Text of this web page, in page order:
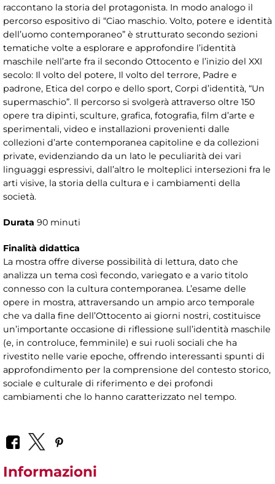
raccontano la storia del protagonista. In modo analogo il
percorso espositivo di “Ciao maschio. Volto, potere e identità
dell’uomo contemporaneo” è strutturato secondo sezioni
tematiche volte a esplorare e approfondire l’identità
maschile nell’arte fra il secondo Ottocento e l’inizio del XXI
secolo: Il volto del potere, Il volto del terrore, Padre e
padrone, Etica del corpo e dello sport, Corpi d’identità, “Un
supermaschio”. Il percorso si svolgerà attraverso oltre 150
opere tra dipinti, sculture, grafica, fotografia, film d’arte e
sperimentali, video e installazioni provenienti dalle
collezioni d’arte contemporanea capitoline e da collezioni
private, evidenziando da un lato le peculiarità dei vari
linguaggi espressivi, dall’altro le molteplici intersezioni fra le
arti visive, la storia della cultura e i cambiamenti della
società.
Durata 90 minuti
Finalità didattica
La mostra offre diverse possibilità di lettura, dato che
analizza un tema così fecondo, variegato e a vario titolo
connesso con la cultura contemporanea. L’esame delle
opere in mostra, attraversando un ampio arco temporale
che va dalla fine dell’Ottocento ai giorni nostri, costituisce
un’importante occasione di riflessione sull’identità maschile
(e, in controluce, femminile) e sui ruoli sociali che ha
rivestito nelle varie epoche, offrendo interessanti spunti di
approfondimento per la comprensione del contesto storico,
sociale e culturale di riferimento e dei profondi
cambiamenti che lo hanno caratterizzato nel tempo.
Informazioni